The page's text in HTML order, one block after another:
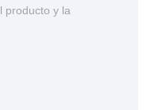
producto y la